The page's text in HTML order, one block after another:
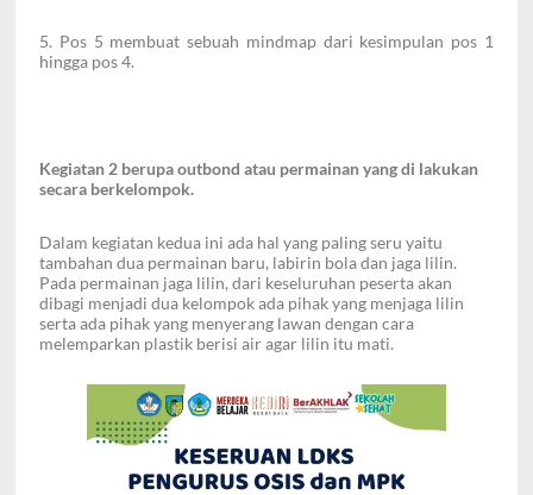
5. Pos 5 membuat sebuah mindmap dari kesimpulan pos 1
hingga pos 4.
Kegiatan 2 berupa outbond atau permainan yang di lakukan
secara berkelompok.
Dalam kegiatan kedua ini ada hal yang paling seru yaitu
tambahan dua permainan baru, labirin bola dan jaga lilin.
Pada permainan jaga lilin, dari keseluruhan peserta akan
dibagi menjadi dua kelompok ada pihak yang menjaga lilin
serta ada pihak yang menyerang lawan dengan cara
melemparkan plastik berisi air agar lilin itu mati.